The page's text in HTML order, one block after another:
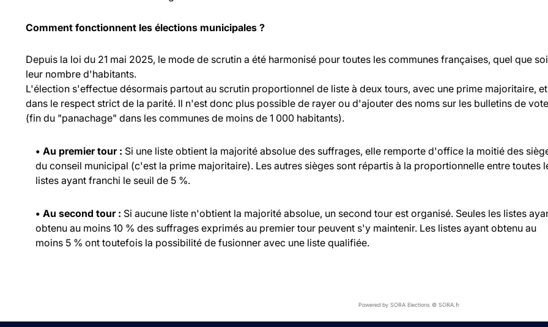
Comment fonctionnent les élections municipales ?
Depuis la loi du 21 mai 2025, le mode de scrutin a été harmonisé pour toutes les communes françaises, quel que
leur nombre d'habitants.
L'élection s'effectue désormais partout au scrutin proportionnel de liste à deux tours, avec une prime majoritaire, et
dans le respect strict de la parité. Il n'est donc plus possible de rayer ou d'ajouter des noms sur les bulletins de vote
(fin du "panachage" dans les communes de moins de 1 000 habitants).
• Au premier tour : Si une liste obtient la majorité absolue des suffrages, elle remporte d'office la moitié des
du conseil municipal (c'est la prime majoritaire). Les autres sièges sont répartis à la proportionnelle entre toutes
listes ayant franchi le seuil de 5 %.
• Au second tour : Si aucune liste n'obtient la majorité absolue, un second tour est organisé. Seules les listes
obtenu au moins 10 % des suffrages exprimés au premier tour peuvent s'y maintenir. Les listes ayant obtenu au
moins 5 % ont toutefois la possibilité de fusionner avec une liste qualifiée.
Powered by SORA Elections © SORA.fr